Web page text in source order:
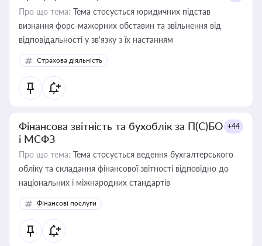
Про що тема: Тема стосується юридичних підстав
визнання форс-мажорних обставин та звільнення від
відповідальності у зв'язку з їх настанням
Страхова діяльність
Фінансова звітність та бухоблік за П(С)БО
і МСФЗ
+44
Про що тема: Тема стосується ведення бухгалтерського
обліку та складання фінансової звітності відповідно до
національних і міжнародних стандартів
Фінансові послуги